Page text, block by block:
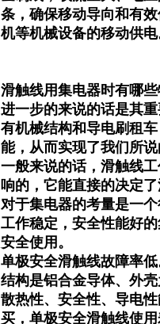
条，确保移动导向和有
机等机械设备的移动供
滑触线用集电器时有哪
进一步的来说的话是其
有机械结构和导电刷租
能，从而实现了我们所
一般来说的话，滑触线
响的，它能直接的决定
对于集电器的考量是一
工作稳定，安全性能好
安全使用。
单极安全滑触线故障率
结构是铝合金导体、外
散热性、安全性、导电
买，单极安全滑触线使